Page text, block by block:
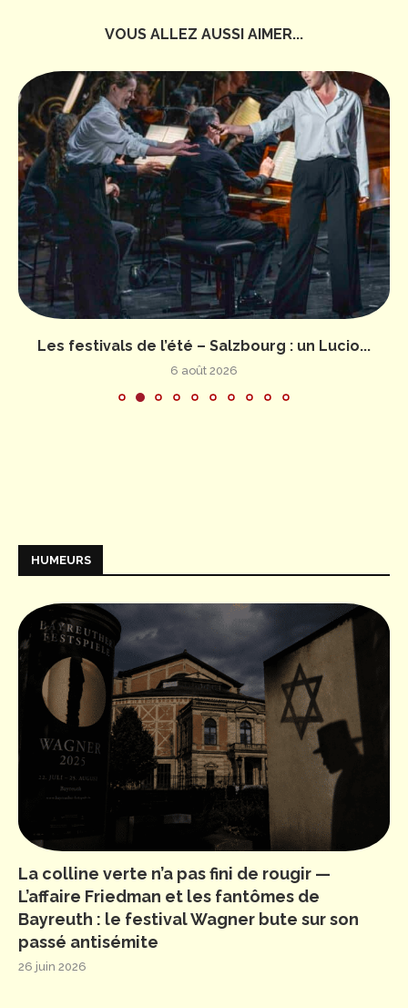
VOUS ALLEZ AUSSI AIMER...
Les festivals de l’été – Salzbourg : un Lucio...
6 août 2026
HUMEURS
La colline verte n’a pas fini de rougir —
L’affaire Friedman et les fantômes de
Bayreuth : le festival Wagner bute sur son
passé antisémite
26 juin 2026